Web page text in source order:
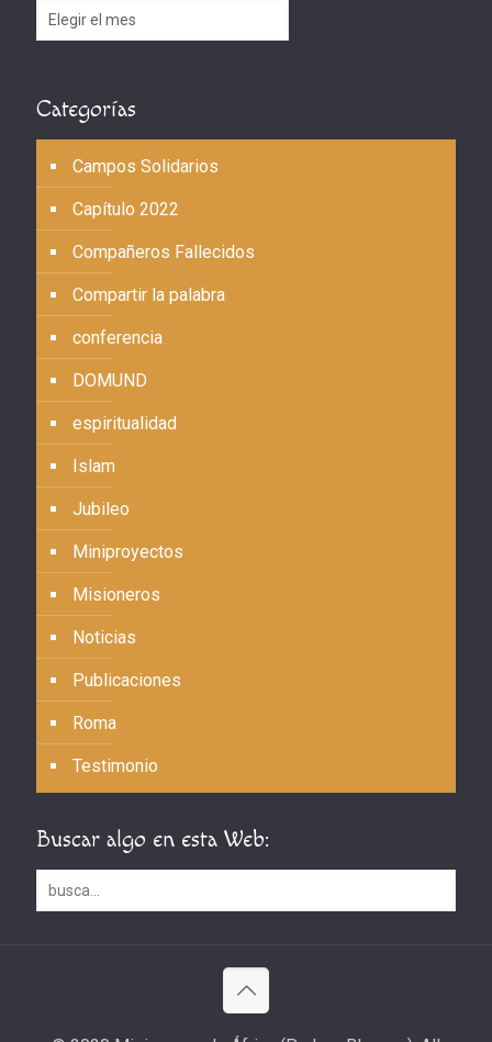
Archivos
Categorías
Campos Solidarios
Capítulo 2022
Compañeros Fallecidos
Compartir la palabra
conferencia
DOMUND
espiritualidad
Islam
Jubileo
Miniproyectos
Misioneros
Noticias
Publicaciones
Roma
Testimonio
Buscar algo en esta Web: